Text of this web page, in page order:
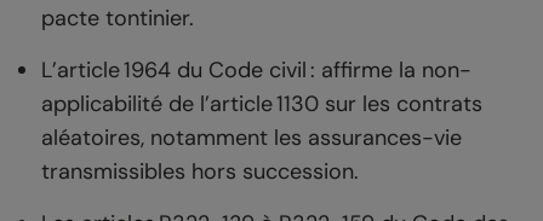
pacte tontinier.
L’article 1964 du Code civil : affirme la non-
applicabilité de l’article 1130 sur les contrats
aléatoires, notamment les assurances-vie
transmissibles hors succession.